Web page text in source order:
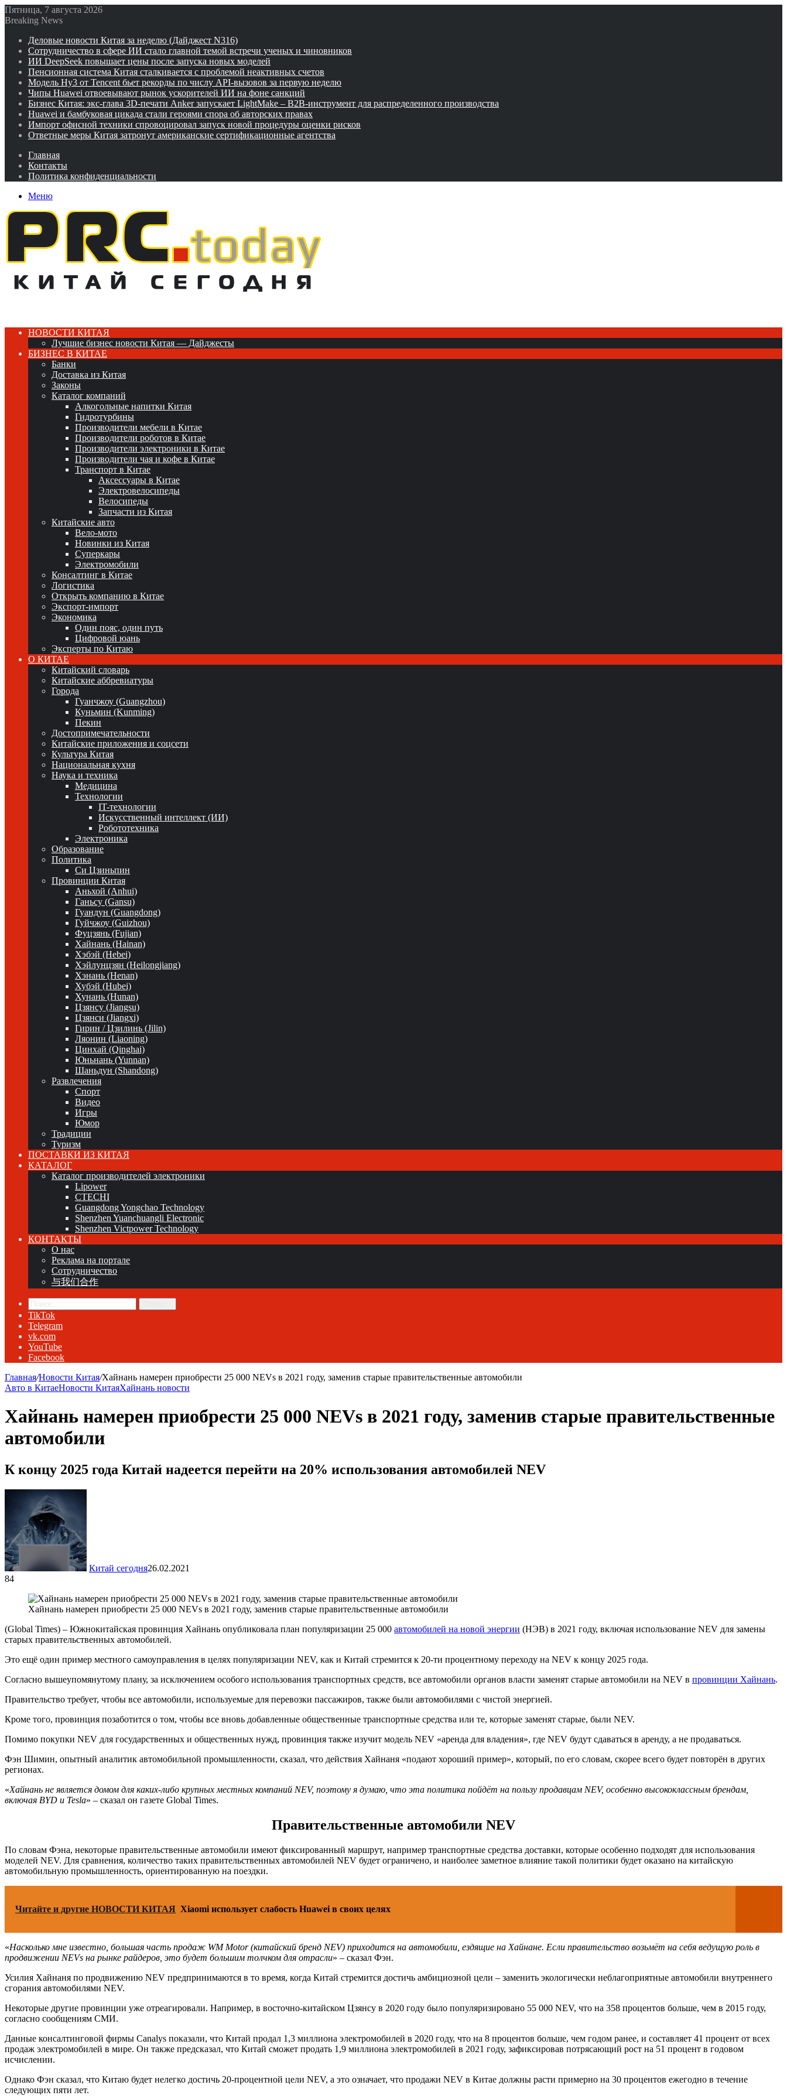
Пятница, 7 августа 2026
Breaking News
Деловые новости Китая за неделю (Дайджест N316)
Сотрудничество в сфере ИИ стало главной темой встречи ученых и чиновников
ИИ DeepSeek повышает цены после запуска новых моделей
Пенсионная система Китая сталкивается с проблемой неактивных счетов
Модель Hy3 от Tencent бьет рекорды по числу API-вызовов за первую неделю
Чипы Huawei отвоевывают рынок ускорителей ИИ на фоне санкций
Бизнес Китая: экс-глава 3D-печати Anker запускает LightMake – B2B-инструмент для распределенного производства
Huawei и бамбуковая цикада стали героями спора об авторских правах
Импорт офисной техники спровоцировал запуск новой процедуры оценки рисков
Ответные меры Китая затронут американские сертификационные агентства
Главная
Контакты
Политика конфиденциальности
Меню
НОВОСТИ КИТАЯ
Лучшие бизнес новости Китая — Дайджесты
БИЗНЕС В КИТАЕ
Банки
Доставка из Китая
Законы
Каталог компаний
Алкогольные напитки Китая
Гидротурбины
Производители мебели в Китае
Производители роботов в Китае
Производители электроники в Китае
Производители чая и кофе в Китае
Транспорт в Китае
Аксессуары в Китае
Электровелосипеды
Велосипеды
Запчасти из Китая
Китайские авто
Вело-мото
Новинки из Китая
Суперкары
Электромобили
Консалтинг в Китае
Логистика
Открыть компанию в Китае
Экспорт-импорт
Экономика
Один пояс, один путь
Цифровой юань
Эксперты по Китаю
О КИТАЕ
Китайский словарь
Китайские аббревиатуры
Города
Гуанчжоу (Guangzhou)
Куньмин (Kunming)
Пекин
Достопримечательности
Китайские приложения и соцсети
Культура Китая
Национальная кухня
Наука и техника
Медицина
Технологии
IT-технологии
Искусственный интеллект (ИИ)
Робототехника
Электроника
Образование
Политика
Си Цзиньпин
Провинции Китая
Аньхой (Anhui)
Ганьсу (Gansu)
Гуандун (Guangdong)
Гуйчжоу (Guizhou)
Фуцзянь (Fujian)
Хайнань (Hainan)
Хэбэй (Hebei)
Хэйлунцзян (Heilongjiang)
Хэнань (Henan)
Хубэй (Hubei)
Хунань (Hunan)
Цзянсу (Jiangsu)
Цзянси (Jiangxi)
Гирин / Цзилинь (Jilin)
Ляонин (Liaoning)
Цинхай (Qinghai)
Юньнань (Yunnan)
Шаньдун (Shandong)
Развлечения
Спорт
Видео
Игры
Юмор
Традиции
Туризм
ПОСТАВКИ ИЗ КИТАЯ
КАТАЛОГ
Каталог производителей электроники
Lipower
CTECHI
Guangdong Yongchao Technology
Shenzhen Yuanchuangli Electronic
Shenzhen Victpower Technology
КОНТАКТЫ
О нас
Реклама на портале
Сотрудничество
与我们合作
TikTok
Telegram
vk.com
YouTube
Facebook
Главная/Новости Китая/Хайнань намерен приобрести 25 000 NEVs в 2021 году, заменив старые правительственные автомобили
Авто в КитаеНовости КитаяХайнань новости
Хайнань намерен приобрести 25 000 NEVs в 2021 году, заменив старые правительственные
автомобили
К концу 2025 года Китай надеется перейти на 20% использования автомобилей NEV
Китай сегодня26.02.2021
84
Хайнань намерен приобрести 25 000 NEVs в 2021 году, заменив старые правительственные автомобили
(Global Times) – Южнокитайская провинция Хайнань опубликовала план популяризации 25 000 автомобилей на новой энергии (НЭВ) в 2021 году, включая использование NEV для замены
старых правительственных автомобилей.
Это ещё один пример местного самоуправления в целях популяризации NEV, как и Китай стремится к 20-ти процентному переходу на NEV к концу 2025 года.
Согласно вышеупомянутому плану, за исключением особого использования транспортных средств, все автомобили органов власти заменят старые автомобили на NEV в провинции Хайнань.
Правительство требует, чтобы все автомобили, используемые для перевозки пассажиров, также были автомобилями с чистой энергией.
Кроме того, провинция позаботится о том, чтобы все вновь добавленные общественные транспортные средства или те, которые заменят старые, были NEV.
Помимо покупки NEV для государственных и общественных нужд, провинция также изучит модель NEV «аренда для владения», где NEV будут сдаваться в аренду, а не продаваться.
Фэн Шимин, опытный аналитик автомобильной промышленности, сказал, что действия Хайнаня «подают хороший пример», который, по его словам, скорее всего будет повторён в других
регионах.
«Хайнань не является домом для каких-либо крупных местных компаний NEV, поэтому я думаю, что эта политика пойдёт на пользу продавцам NEV, особенно высококлассным брендам,
включая BYD и Tesla» – сказал он газете Global Times.
Правительственные автомобили NEV
По словам Фэна, некоторые правительственные автомобили имеют фиксированный маршрут, например транспортные средства доставки, которые особенно подходят для использования
моделей NEV. Для сравнения, количество таких правительственных автомобилей NEV будет ограничено, и наиболее заметное влияние такой политики будет оказано на китайскую
автомобильную промышленность, ориентированную на поездки.
Читайте и другие НОВОСТИ КИТАЯ Xiaomi использует слабость Huawei в своих целях
«Насколько мне известно, большая часть продаж WM Motor (китайский бренд NEV) приходится на автомобили, ездящие на Хайнане. Если правительство возьмёт на себя ведущую роль в
продвижении NEVs на рынке райдеров, это будет большим толчком для отрасли» – сказал Фэн.
Усилия Хайнаня по продвижению NEV предпринимаются в то время, когда Китай стремится достичь амбициозной цели – заменить экологически неблагоприятные автомобили внутреннего
сгорания автомобилями NEV.
Некоторые другие провинции уже отреагировали. Например, в восточно-китайском Цзянсу в 2020 году было популяризировано 55 000 NEV, что на 358 процентов больше, чем в 2015 году,
согласно сообщениям СМИ.
Данные консалтинговой фирмы Canalys показали, что Китай продал 1,3 миллиона электромобилей в 2020 году, что на 8 процентов больше, чем годом ранее, и составляет 41 процент от всех
продаж электромобилей в мире. Он также предсказал, что Китай сможет продать 1,9 миллиона электромобилей в 2021 году, зафиксировав потрясающий рост на 51 процент в годовом
исчислении.
Однако Фэн сказал, что Китаю будет нелегко достичь 20-процентной цели NEV, а это означает, что продажи NEV в Китае должны расти примерно на 30 процентов ежегодно в течение
следующих пяти лет.